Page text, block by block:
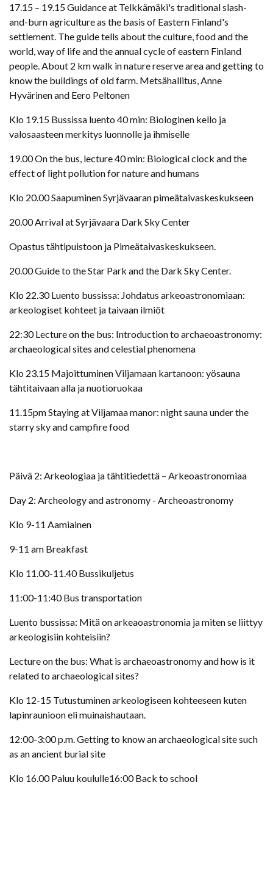
17.15 – 19.15 Guidance at Telkkämäki's traditional slash-
and-burn agriculture as the basis of Eastern Finland's
settlement. The guide tells about the culture, food and the
world, way of life and the annual cycle of eastern Finland
people. About 2 km walk in nature reserve area and getting to
know the buildings of old farm. Metsähallitus, Anne
Hyvärinen and Eero Peltonen
Klo 19.15 Bussissa luento 40 min: Biologinen kello ja
valosaasteen merkitys luonnolle ja ihmiselle
19.00 On the bus, lecture 40 min: Biological clock and the
effect of light pollution for nature and humans
Klo 20.00 Saapuminen Syrjävaaran pimeätaivaskeskukseen
20.00 Arrival at Syrjävaara Dark Sky Center
Opastus tähtipuistoon ja Pimeätaivaskeskukseen.
20.00 Guide to the Star Park and the Dark Sky Center.
Klo 22.30 Luento bussissa: Johdatus arkeoastronomiaan:
arkeologiset kohteet ja taivaan ilmiöt
22:30 Lecture on the bus: Introduction to archaeoastronomy:
archaeological sites and celestial phenomena
Klo 23.15 Majoittuminen Viljamaan kartanoon: yösauna
tähtitaivaan alla ja nuotioruokaa
11.15pm Staying at Viljamaa manor: night sauna under the
starry sky and campfire food
Päivä 2: Arkeologiaa ja tähtitiedettä – Arkeoastronomiaa
Day 2: Archeology and astronomy - Archeoastronomy
Klo 9-11 Aamiainen
9-11 am Breakfast
Klo 11.00-11.40 Bussikuljetus
11:00-11:40 Bus transportation
Luento bussissa: Mitä on arkeaoastronomia ja miten se liittyy
arkeologisiin kohteisiin?
Lecture on the bus: What is archaeoastronomy and how is it
related to archaeological sites?
Klo 12-15 Tutustuminen arkeologiseen kohteeseen kuten
lapinraunioon eli muinaishautaan.
12:00-3:00 p.m. Getting to know an archaeological site such
as an ancient burial site
Klo 16.00 Paluu koululle16:00 Back to school